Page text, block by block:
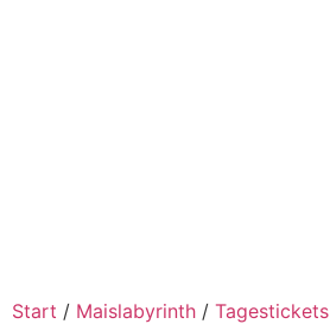
Start / Maislabyrinth / Tagestickets